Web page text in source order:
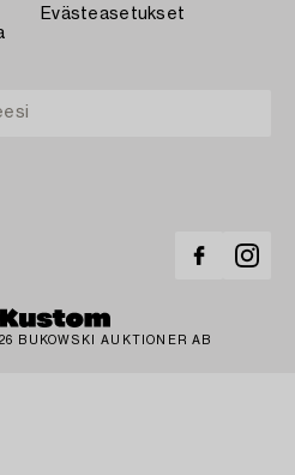
Evästeasetukset
BUKOWSKI AUKTIONER AB